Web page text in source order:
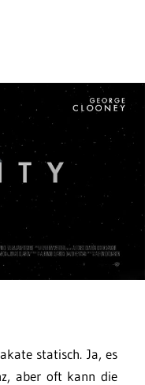
statisch. Ja, es
aber oft kann die